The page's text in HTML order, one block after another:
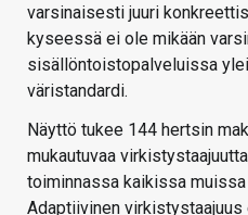
varsinaisesti juuri
kyseessä ei ole mikään
sisällöntoistopalveluissa
väristandardi.
Näyttö tukee 144 hertsin
mukautuvaa
toiminnassa kaikissa
Adaptiivinen virkistystaajuus